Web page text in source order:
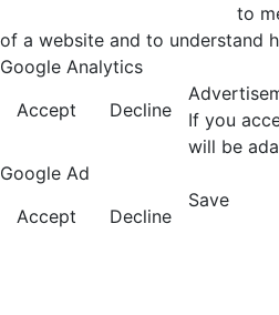
to
of a website and to understand
Google Analytics
Accept
Decline
If you
will be
Google Ad
Accept
Decline
Save